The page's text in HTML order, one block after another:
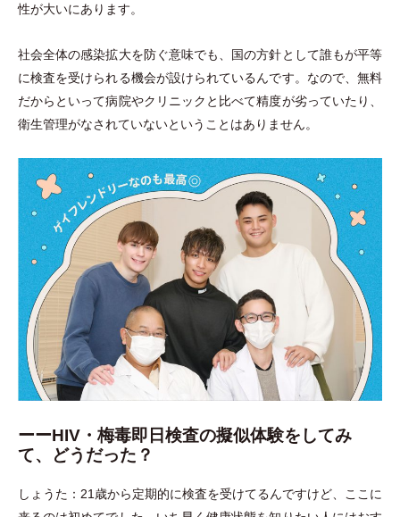
性が大いにあります。
社会全体の感染拡大を防ぐ意味でも、国の方針として誰もが平等
に検査を受けられる機会が設けられているんです。なので、無料
だからといって病院やクリニックと比べて精度が劣っていたり、
衛生管理がなされていないということはありません。
ーーHIV・梅毒即日検査の擬似体験をしてみ
て、どうだった？
しょうた：21歳から定期的に検査を受けてるんですけど、ここに